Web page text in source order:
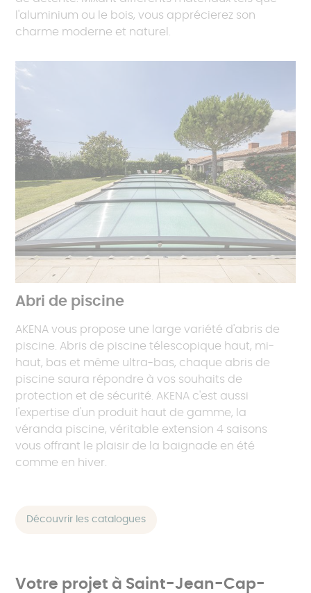
l'aluminium ou le bois, vous apprécierez son
charme moderne et naturel.
Abri de piscine
AKENA vous propose une large variété d'abris de
piscine. Abris de piscine télescopique haut, mi-
haut, bas et même ultra-bas, chaque abris de
piscine saura répondre à vos souhaits de
protection et de sécurité. AKENA c'est aussi
l'expertise d'un produit haut de gamme, la
véranda piscine, véritable extension 4 saisons
vous offrant le plaisir de la baignade en été
comme en hiver.
Découvrir les catalogues
Votre projet à Saint-Jean-Cap-